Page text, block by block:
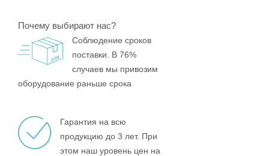
Почему выбирают нас?
Соблюдение сроков
поставки. В 76%
случаев мы привозим
оборудование раньше срока
Гарантия на всю
продукцию до 3 лет. При
этом наш уровень цен на